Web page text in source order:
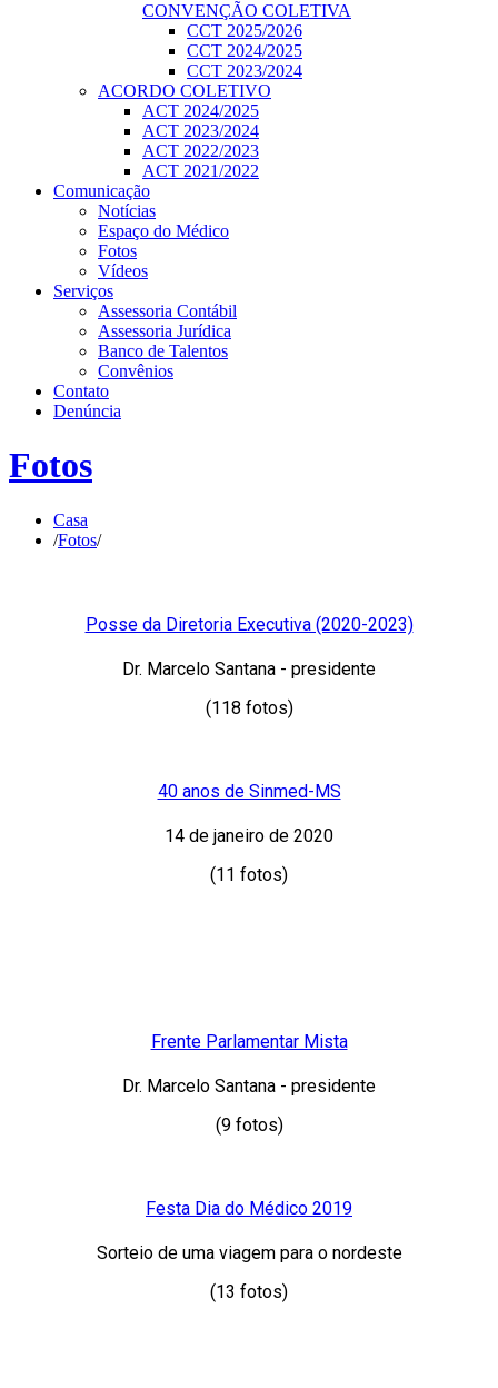
CONVENÇÃO COLETIVA
CCT 2025/2026
CCT 2024/2025
CCT 2023/2024
ACORDO COLETIVO
ACT 2024/2025
ACT 2023/2024
ACT 2022/2023
ACT 2021/2022
Comunicação
Notícias
Espaço do Médico
Fotos
Vídeos
Serviços
Assessoria Contábil
Assessoria Jurídica
Banco de Talentos
Convênios
Contato
Denúncia
Fotos
Casa
/Fotos/
Posse da Diretoria Executiva (2020-2023)
Dr. Marcelo Santana - presidente
(118 fotos)
40 anos de Sinmed-MS
14 de janeiro de 2020
(11 fotos)
Frente Parlamentar Mista
Dr. Marcelo Santana - presidente
(9 fotos)
Festa Dia do Médico 2019
Sorteio de uma viagem para o nordeste
(13 fotos)